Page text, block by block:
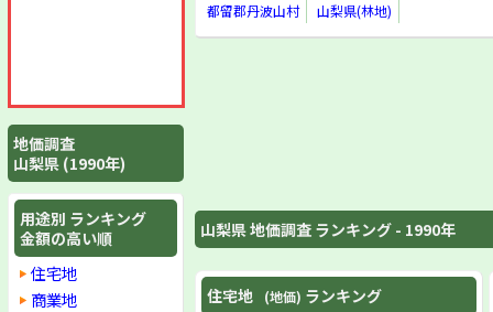
都留郡丹波山村
山梨県(林地)
山梨県 地価調査 ランキング - 1990年
住宅地 (地価) ランキング
南都留郡山中湖村
南都留郡河口湖町
南都留郡勝山村
南都留郡足和田村
南都留郡鳴沢村
北都留郡上野原町
北都留郡小菅村
北都留郡丹波山村
山梨県(林地)
地価調査
山梨県 (1990年)
用途別 ランキング
金額の高い順
住宅地
商業地